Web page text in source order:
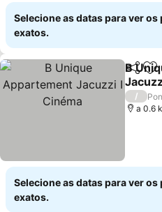
Selecione as datas para ver os
exatos.
B
Ver
/
a 0.6
Selecione as datas para ver os
exatos.